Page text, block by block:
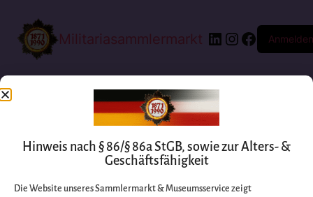
Militariasammlermarkt Anmelden
Hinweis nach § 86/§ 86a StGB, sowie zur Alters- &
Geschäftsfähigkeit
Die Website unseres Sammlermarkt & Museumsservice zeigt